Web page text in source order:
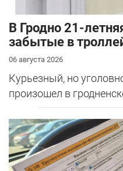
В Гродно 21-
забытые в
06 августа 2026
Курьезный, но
произошел в